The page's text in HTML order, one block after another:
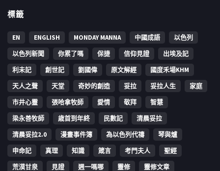
標籤
EN ENGLISH MONDAY MANNA 中國成語
以色列
以色列新聞
你累了嗎 保捷 信仰見證
出埃及記
利未記
創世記 劉國偉 原文解經
國度禾場KHM
天人之聲
天堂 奇妙的創造 妥拉 妥拉人生
家庭
市井心靈
張哈拿牧師 愛情 敬拜
智慧
梁永善牧師
歳首到年終 民數記
清晨妥拉
清晨妥拉2.0
漫畫事件簿 為以色列代禱
琴與爐
申命記
真理 知識 箴言 考門夫人
聖經
荒漠甘泉
見證 週一嗎哪 靈修 靈修文章